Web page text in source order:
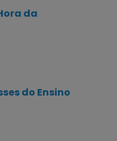
da
do Ensino